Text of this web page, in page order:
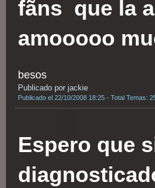
fãns que la
amooooo
besos
Publicado por jackie
Publicado el 22/10/2008 18:25 - Total Temas:
Espero que